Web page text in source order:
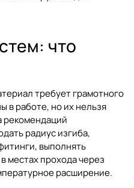
что
требует грамотного
в работе, но их нельзя
рекомендаций
радиус изгиба,
выполнять
местах прохода через
расширение.